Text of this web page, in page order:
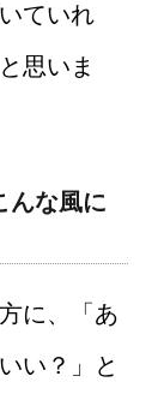
ていれ
思いま
んな風に
に、「あ
い？」と